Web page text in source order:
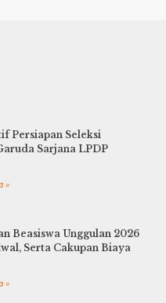
Persiapan Seleksi
Sarjana LPDP
»
Beasiswa Unggulan 2026
Serta Cakupan Biaya
»